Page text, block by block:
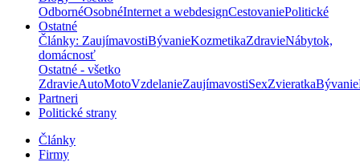
OdbornéOsobnéInternet a webdesignCestovaniePolitické
Ostatné
Články: ZaujímavostiBývanieKozmetikaZdravieNábytok,
domácnosť
Ostatné - všetko
ZdravieAutoMotoVzdelanieZaujímavostiSexZvieratkaBývanie
Partneri
Politické strany
Články
Firmy